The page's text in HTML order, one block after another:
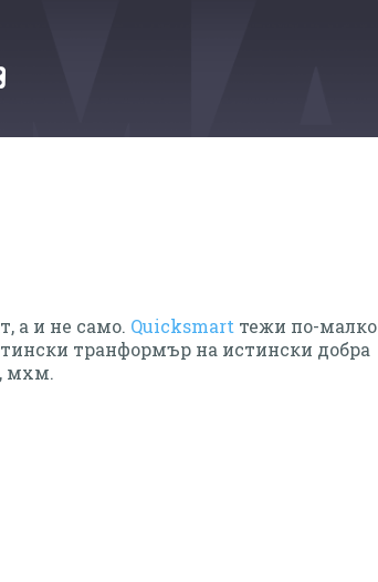
а и не само. Quicksmart тежи по-малко
транформър на истински добра
мхм.